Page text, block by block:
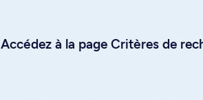
Accédez à la page Critères de